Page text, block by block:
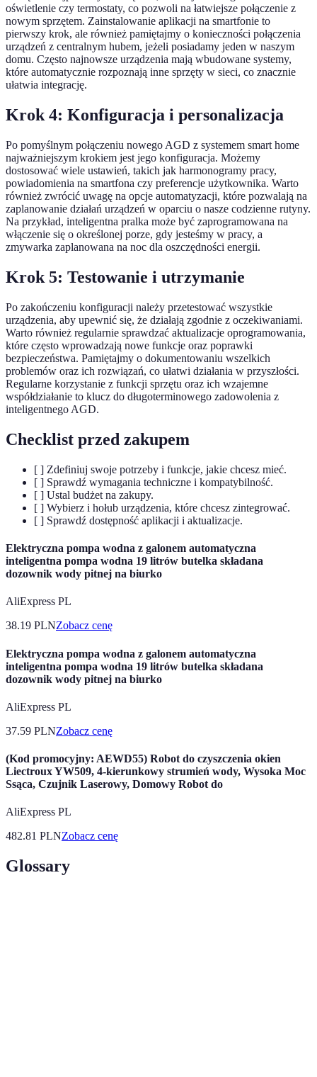
oświetlenie czy termostaty, co pozwoli na łatwiejsze połączenie z
nowym sprzętem. Zainstalowanie aplikacji na smartfonie to
pierwszy krok, ale również pamiętajmy o konieczności połączenia
urządzeń z centralnym hubem, jeżeli posiadamy jeden w naszym
domu. Często najnowsze urządzenia mają wbudowane systemy,
które automatycznie rozpoznają inne sprzęty w sieci, co znacznie
ułatwia integrację.
Krok 4: Konfiguracja i personalizacja
Po pomyślnym połączeniu nowego AGD z systemem smart home
najważniejszym krokiem jest jego konfiguracja. Możemy
dostosować wiele ustawień, takich jak harmonogramy pracy,
powiadomienia na smartfona czy preferencje użytkownika. Warto
również zwrócić uwagę na opcje automatyzacji, które pozwalają na
zaplanowanie działań urządzeń w oparciu o nasze codzienne rutyny.
Na przykład, inteligentna pralka może być zaprogramowana na
włączenie się o określonej porze, gdy jesteśmy w pracy, a
zmywarka zaplanowana na noc dla oszczędności energii.
Krok 5: Testowanie i utrzymanie
Po zakończeniu konfiguracji należy przetestować wszystkie
urządzenia, aby upewnić się, że działają zgodnie z oczekiwaniami.
Warto również regularnie sprawdzać aktualizacje oprogramowania,
które często wprowadzają nowe funkcje oraz poprawki
bezpieczeństwa. Pamiętajmy o dokumentowaniu wszelkich
problemów oraz ich rozwiązań, co ułatwi działania w przyszłości.
Regularne korzystanie z funkcji sprzętu oraz ich wzajemne
współdziałanie to klucz do długoterminowego zadowolenia z
inteligentnego AGD.
Checklist przed zakupem
[ ] Zdefiniuj swoje potrzeby i funkcje, jakie chcesz mieć.
[ ] Sprawdź wymagania techniczne i kompatybilność.
[ ] Ustal budżet na zakupy.
[ ] Wybierz i hołub urządzenia, które chcesz zintegrować.
[ ] Sprawdź dostępność aplikacji i aktualizacje.
Elektryczna pompa wodna z galonem automatyczna
inteligentna pompa wodna 19 litrów butelka składana
dozownik wody pitnej na biurko
AliExpress PL
38.19 PLNZobacz cenę
Elektryczna pompa wodna z galonem automatyczna
inteligentna pompa wodna 19 litrów butelka składana
dozownik wody pitnej na biurko
AliExpress PL
37.59 PLNZobacz cenę
(Kod promocyjny: AEWD55) Robot do czyszczenia okien
Liectroux YW509, 4-kierunkowy strumień wody, Wysoka Moc
Ssąca, Czujnik Laserowy, Domowy Robot do
AliExpress PL
482.81 PLNZobacz cenę
Glossary